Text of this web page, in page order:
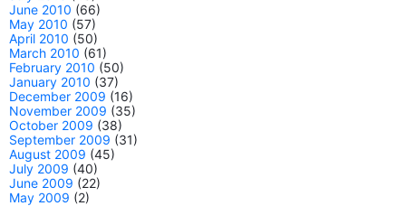
June 2010 (66)
May 2010 (57)
April 2010 (50)
March 2010 (61)
February 2010 (50)
January 2010 (37)
December 2009 (16)
November 2009 (35)
October 2009 (38)
September 2009 (31)
August 2009 (45)
July 2009 (40)
June 2009 (22)
May 2009 (2)